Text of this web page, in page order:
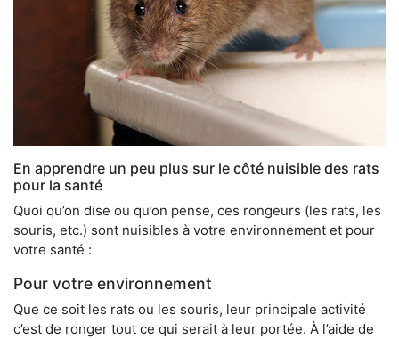
En apprendre un peu plus sur le côté nuisible des rats
pour la santé
Quoi qu’on dise ou qu’on pense, ces rongeurs (les rats, les
souris, etc.) sont nuisibles à votre environnement et pour
votre santé :
Pour votre environnement
Que ce soit les rats ou les souris, leur principale activité
c’est de ronger tout ce qui serait à leur portée. À l’aide de